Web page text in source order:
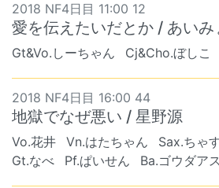
2018 NF4日目 11:00 12
愛を伝えたいだとか / あいみ
Gt&Vo.しーちゃん Cj&Cho.ぼしこ
2018 NF4日目 16:00 44
地獄でなぜ悪い / 星野源
Vo.花井 Vn.はたちゃん Sax.ちゃ
Gt.なべ
Pf.ぱいせん Ba.ゴウダア